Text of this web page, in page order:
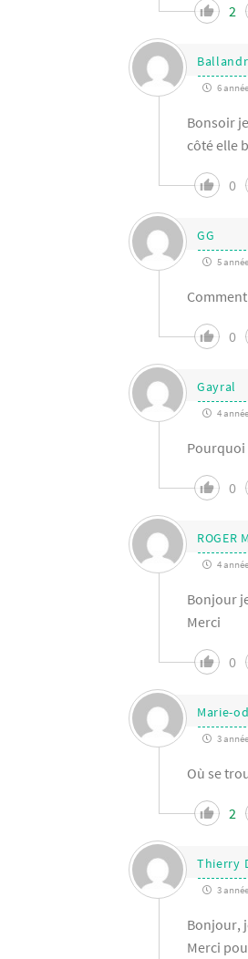
2
6
Bonsoir
côté elle
0
GG
5
0
Gayral
4
Pourquoi
0
ROGER
4
Bonjour
Merci
0
Marie-
3
Où se
2
Thierry
3
Bonjour,
Merci